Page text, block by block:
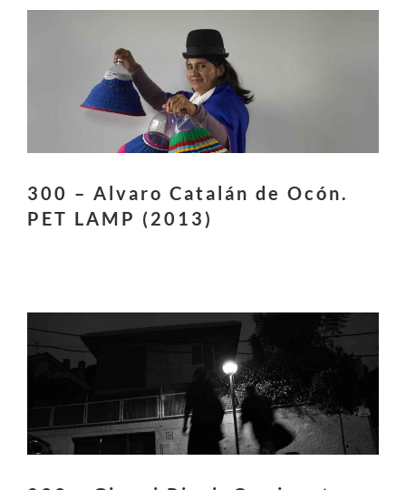
300 – Alvaro Catalán de Ocón.
PET LAMP (2013)